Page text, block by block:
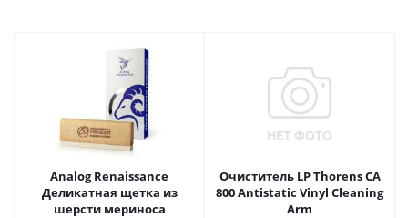
Analog Renaissance
Деликатная щетка из
шерсти мериноса
Очиститель LP Thorens CA
800 Antistatic Vinyl Cleaning
Arm